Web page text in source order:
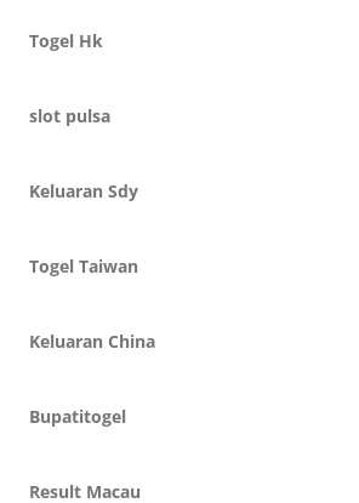
Togel Hk
slot pulsa
Keluaran Sdy
Togel Taiwan
Keluaran China
Bupatitogel
Result Macau